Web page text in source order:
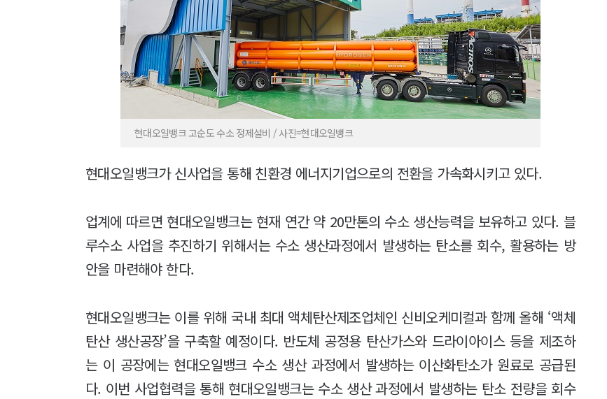
현대오일뱅크 고순도 수소 정제설비 / 사진=현대오일뱅크
현대오일뱅크가 신사업을 통해 친환경 에너지기업으로의 전환을 가속화시키고 있다.
업계에 따르면 현대오일뱅크는 현재 연간 약 20만톤의 수소 생산능력을 보유하고 있다. 블
루수소 사업을 추진하기 위해서는 수소 생산과정에서 발생하는 탄소를 회수, 활용하는 방
안을 마련해야 한다.
현대오일뱅크는 이를 위해 국내 최대 액체탄산제조업체인 신비오케미컬과 함께 올해 ‘액체
탄산 생산공장’을 구축할 예정이다. 반도체 공정용 탄산가스와 드라이아이스 등을 제조하
는 이 공장에는 현대오일뱅크 수소 생산 과정에서 발생하는 이산화탄소가 원료로 공급된
다. 이번 사업협력을 통해 현대오일뱅크는 수소 생산 과정에서 발생하는 탄소 전량을 회수